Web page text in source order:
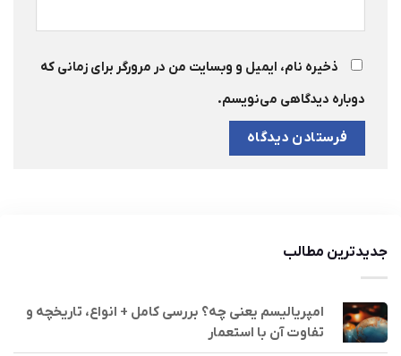
ذخیره نام، ایمیل و وبسایت من در مرورگر برای زمانی که
دوباره دیدگاهی می‌نویسم.
جدیدترین مطالب
امپریالیسم یعنی چه؟ بررسی کامل + انواع، تاریخچه و
تفاوت آن با استعمار